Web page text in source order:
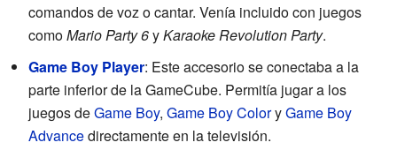
comandos de voz o cantar. Venía incluido con juegos
comoMario Party 6yKaraoke Revolution Party.
Game Boy Player: Este accesorio se conectaba a la
parte inferior de la GameCube. Permitía jugar a los
juegos deGame Boy, Game Boy ColoryGame Boy
Advancedirectamente en la televisión.